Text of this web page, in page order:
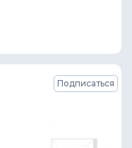
Подписаться